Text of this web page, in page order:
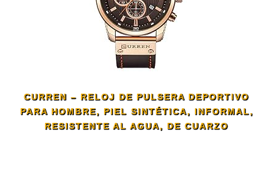
CURREN – RELOJ DE PULSERA DEPORTIVO
PARA HOMBRE, PIEL SINTÉTICA, INFORMAL,
RESISTENTE AL AGUA, DE CUARZO